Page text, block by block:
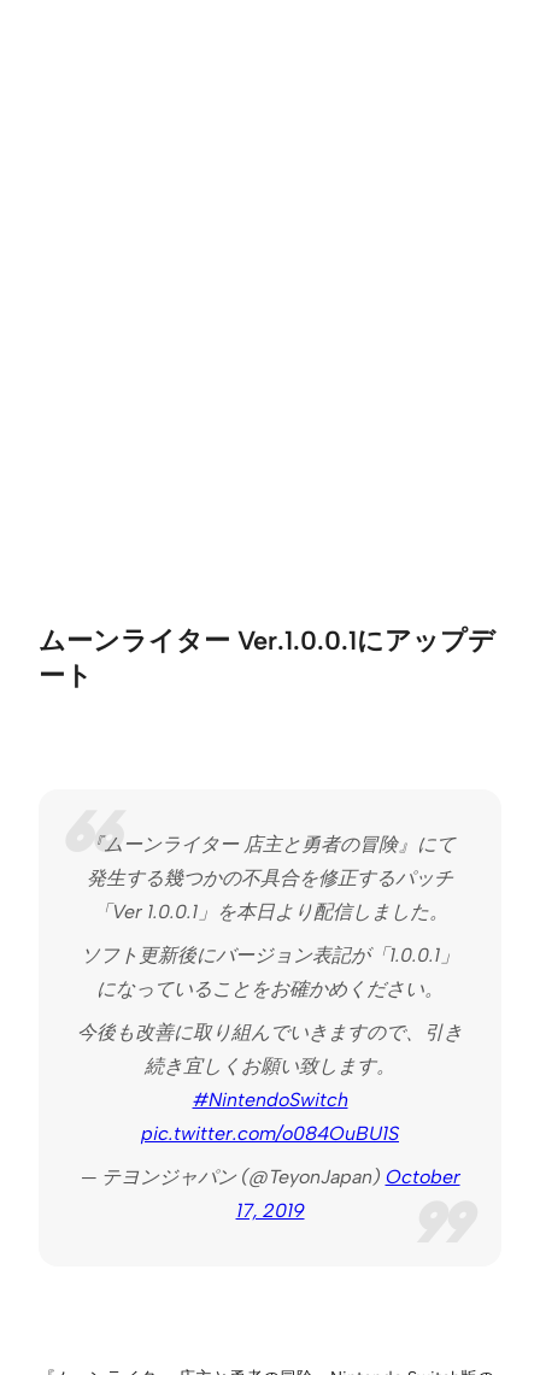
ムーンライター Ver.1.0.0.1にアップデ
ート
『ムーンライター 店主と勇者の冒険』にて
発生する幾つかの不具合を修正するパッチ
「Ver 1.0.0.1」を本日より配信しました。
ソフト更新後にバージョン表記が「1.0.0.1」
になっていることをお確かめください。
今後も改善に取り組んでいきますので、引き
続き宜しくお願い致します。
#NintendoSwitch
pic.twitter.com/o084OuBU1S
— テヨンジャパン (@TeyonJapan) October
17, 2019